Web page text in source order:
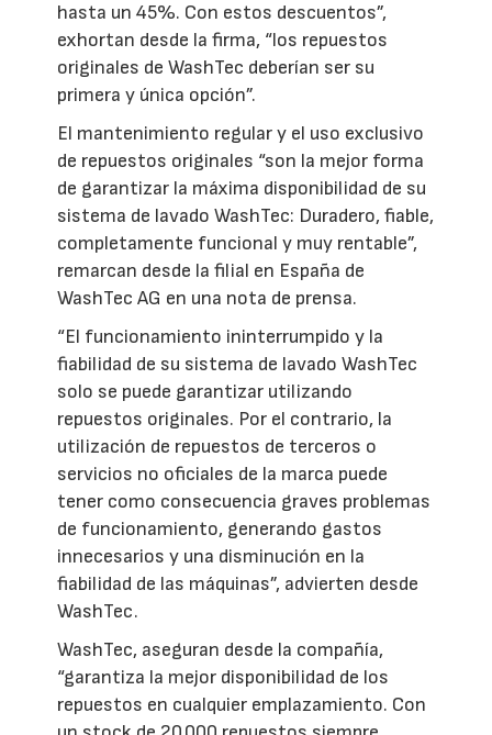
hasta un 45%. Con estos descuentos”,
exhortan desde la firma, “los repuestos
originales de WashTec deberían ser su
primera y única opción”.
El mantenimiento regular y el uso exclusivo
de repuestos originales “son la mejor forma
de garantizar la máxima disponibilidad de su
sistema de lavado WashTec: Duradero, fiable,
completamente funcional y muy rentable”,
remarcan desde la filial en España de
WashTec AG en una nota de prensa.
“El funcionamiento ininterrumpido y la
fiabilidad de su sistema de lavado WashTec
solo se puede garantizar utilizando
repuestos originales. Por el contrario, la
utilización de repuestos de terceros o
servicios no oficiales de la marca puede
tener como consecuencia graves problemas
de funcionamiento, generando gastos
innecesarios y una disminución en la
fiabilidad de las máquinas”, advierten desde
WashTec.
WashTec, aseguran desde la compañía,
“garantiza la mejor disponibilidad de los
repuestos en cualquier emplazamiento. Con